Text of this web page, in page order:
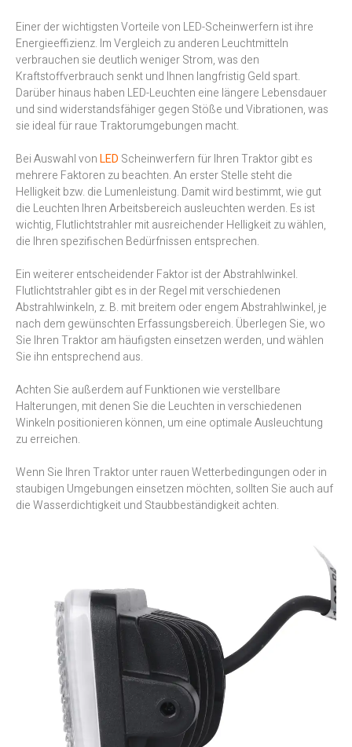
Einer der wichtigsten Vorteile von LED-Scheinwerfern ist ihre
Energieeffizienz. Im Vergleich zu anderen Leuchtmitteln
verbrauchen sie deutlich weniger Strom, was den
Kraftstoffverbrauch senkt und Ihnen langfristig Geld spart.
Darüber hinaus haben LED-Leuchten eine längere Lebensdauer
und sind widerstandsfähiger gegen Stöße und Vibrationen, was
sie ideal für raue Traktorumgebungen macht.
Bei Auswahl vonLED Scheinwerfern für Ihren Traktor gibt es
mehrere Faktoren zu beachten. An erster Stelle steht die
Helligkeit bzw. die Lumenleistung. Damit wird bestimmt, wie gut
die Leuchten Ihren Arbeitsbereich ausleuchten werden. Es ist
wichtig, Flutlichtstrahler mit ausreichender Helligkeit zu wählen,
die Ihren spezifischen Bedürfnissen entsprechen.
Ein weiterer entscheidender Faktor ist der Abstrahlwinkel.
Flutlichtstrahler gibt es in der Regel mit verschiedenen
Abstrahlwinkeln, z. B. mit breitem oder engem Abstrahlwinkel, je
nach dem gewünschten Erfassungsbereich. Überlegen Sie, wo
Sie Ihren Traktor am häufigsten einsetzen werden, und wählen
Sie ihn entsprechend aus.
Achten Sie außerdem auf Funktionen wie verstellbare
Halterungen, mit denen Sie die Leuchten in verschiedenen
Winkeln positionieren können, um eine optimale Ausleuchtung
zu erreichen.
Wenn Sie Ihren Traktor unter rauen Wetterbedingungen oder in
staubigen Umgebungen einsetzen möchten, sollten Sie auch auf
die Wasserdichtigkeit und Staubbeständigkeit achten.